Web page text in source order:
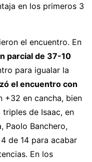
en los primeros 3
el encuentro. En
parcial de 37-10
para igualar la
el encuentro con
+32 en cancha, bien
de Isaac, en
Paolo Banchero,
de 14 para acabar
En los